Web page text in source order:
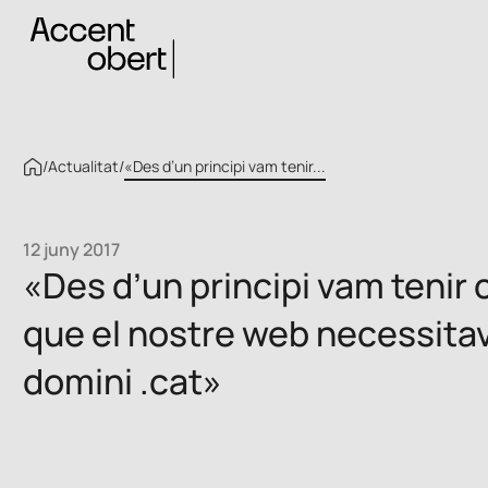
/Actualitat/«Des d’un principi vam tenir...
12 juny 2017
«Des d’un principi vam tenir
que el nostre web
domini .cat»